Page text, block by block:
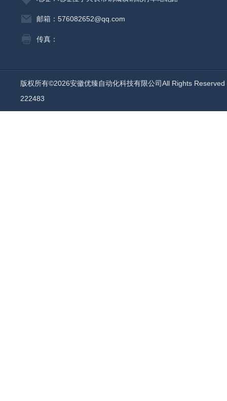
邮箱：576082652@qq.com
传真：
版权所有©2026安徽优臻自动化科技有限公司All Rights
222483